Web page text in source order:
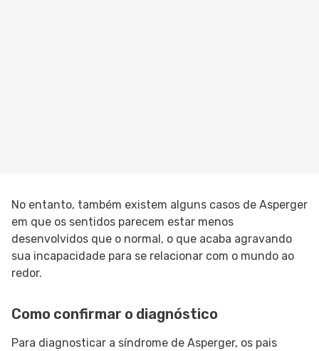
No entanto, também existem alguns casos de Asperger
em que os sentidos parecem estar menos
desenvolvidos que o normal, o que acaba agravando
sua incapacidade para se relacionar com o mundo ao
redor.
Como confirmar o diagnóstico
Para diagnosticar a síndrome de Asperger, os pais